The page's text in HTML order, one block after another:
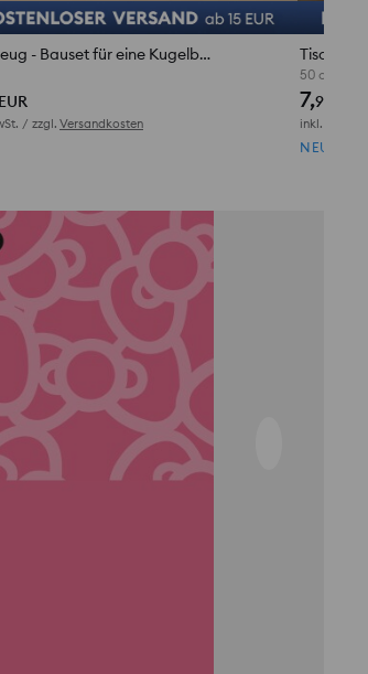
Spielzeug - Bauset für eine Kugelbahn
/ zzgl. Versandkosten
50 cm x
7,99 EUR
inkl. MwSt.
NEU